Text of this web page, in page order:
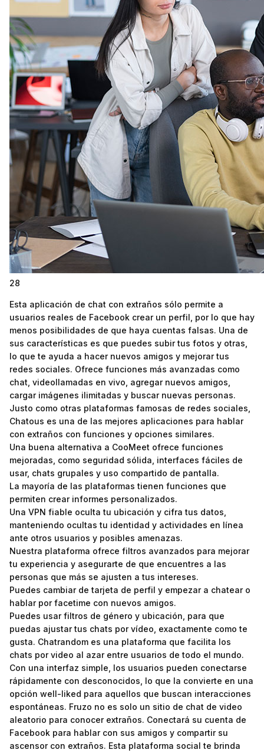
28
Esta aplicación de chat con extraños sólo permite a
usuarios reales de Facebook crear un perfil, por lo que hay
menos posibilidades de que haya cuentas falsas. Una de
sus características es que puedes subir tus fotos y otras,
lo que te ayuda a hacer nuevos amigos y mejorar tus
redes sociales. Ofrece funciones más avanzadas como
chat, videollamadas en vivo, agregar nuevos amigos,
cargar imágenes ilimitadas y buscar nuevas personas.
Justo como otras plataformas famosas de redes sociales,
Chatous es una de las mejores aplicaciones para hablar
con extraños con funciones y opciones similares.
Una buena alternativa a CooMeet ofrece funciones
mejoradas, como seguridad sólida, interfaces fáciles de
usar, chats grupales y uso compartido de pantalla.
La mayoría de las plataformas tienen funciones que
permiten crear informes personalizados.
Una VPN fiable oculta tu ubicación y cifra tus datos,
manteniendo ocultas tu identidad y actividades en línea
ante otros usuarios y posibles amenazas.
Nuestra plataforma ofrece filtros avanzados para mejorar
tu experiencia y asegurarte de que encuentres a las
personas que más se ajusten a tus intereses.
Puedes cambiar de tarjeta de perfil y empezar a chatear o
hablar por facetime con nuevos amigos.
Puedes usar filtros de género y ubicación, para que
puedas ajustar tus chats por vídeo, exactamente como te
gusta. Chatrandom es una plataforma que facilita los
chats por video al azar entre usuarios de todo el mundo.
Con una interfaz simple, los usuarios pueden conectarse
rápidamente con desconocidos, lo que la convierte en una
opción well-liked para aquellos que buscan interacciones
espontáneas. Fruzo no es solo un sitio de chat de video
aleatorio para conocer extraños. Conectará su cuenta de
Facebook para hablar con sus amigos y compartir su
ascensor con extraños. Esta plataforma social te brinda